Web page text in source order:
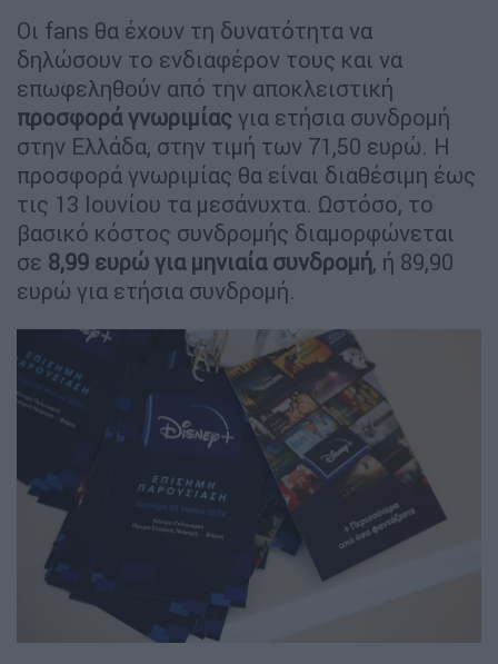
Οι fans θα έχουν τη δυνατότητα να
δηλώσουν το ενδιαφέρον τους και να
επωφεληθούν από την αποκλειστική
προσφορά γνωριμίας για ετήσια συνδρομή
στην Ελλάδα, στην τιμή των 71,50 ευρώ. Η
προσφορά γνωριμίας θα είναι διαθέσιμη έως
τις 13 Ιουνίου τα μεσάνυχτα. Ωστόσο, το
βασικό κόστος συνδρομής διαμορφώνεται
σε 8,99 ευρώ για μηνιαία συνδρομή, ή 89,90
ευρώ για ετήσια συνδρομή.